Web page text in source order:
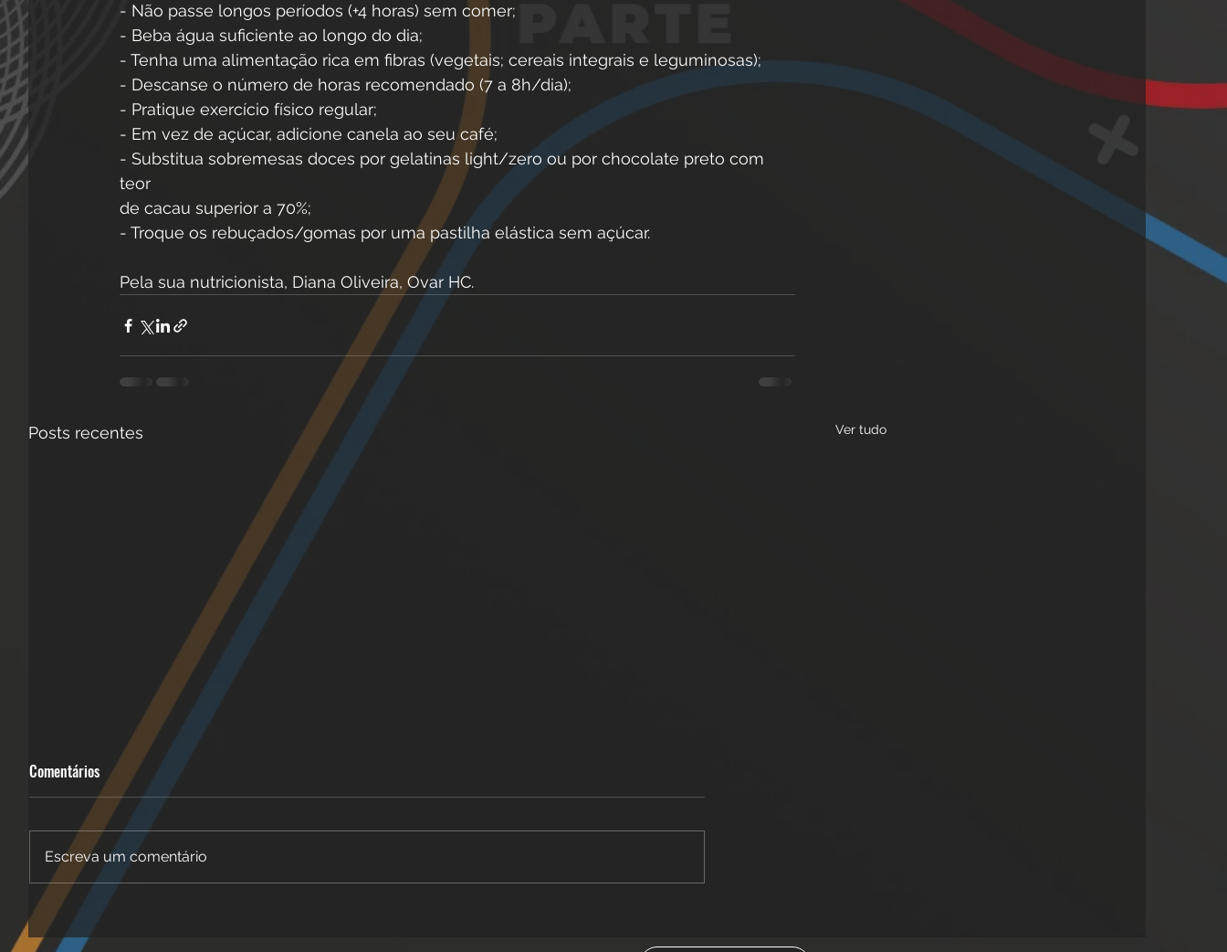
- Não passe longos períodos (+4 horas) sem comer;
- Beba água suficiente ao longo do dia;
- Tenha uma alimentação rica em fibras (vegetais; cereais integrais e leguminosas);
- Descanse o número de horas recomendado (7 a 8h/dia);
- Pratique exercício físico regular;
- Em vez de açúcar, adicione canela ao seu café;
- Substitua sobremesas doces por gelatinas light/zero ou por chocolate preto com
teor
de cacau superior a 70%;
- Troque os rebuçados/gomas por uma pastilha elástica sem açúcar.
Pela sua nutricionista, Diana Oliveira, Ovar HC.
Posts recentes Ver tudo
Resultados - Quais os timings?!
6 Dicas - Personal Training
Comentários
Escreva um comentário